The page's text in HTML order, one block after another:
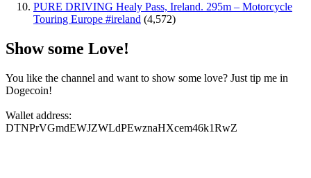
PURE DRIVING Healy Pass, Ireland. 295m – Motorcycle
Touring Europe #ireland (4,572)
Show some Love!
You like the channel and want to show some love? Just tip me in
Dogecoin!
Wallet address:
DTNPrVGmdEWJZWLdPEwznaHXcem46k1RwZ